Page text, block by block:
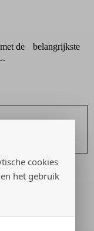
cookies
het gebruik
met de belangrijkste
met de